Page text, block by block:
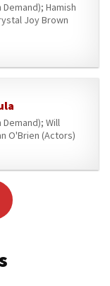
Hamish
Joy Brown
Will
O'Brien (Actors)